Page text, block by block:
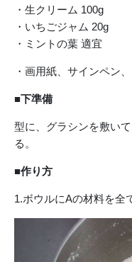
・生クリーム 100g
・いちごジャム 20g
・ミントの葉 適宜
・画用紙、サインペン
■下準備
型に、グラシンを敷い
る。
■作り方
1.ボウルにAの材料を全